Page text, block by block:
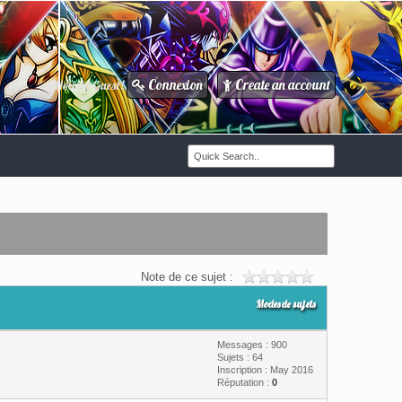
Howdy Guest! Connexion / Create an account
Note de ce sujet :
Modes de sujets
Messages : 900
Sujets : 64
Inscription : May 2016
Réputation : 0